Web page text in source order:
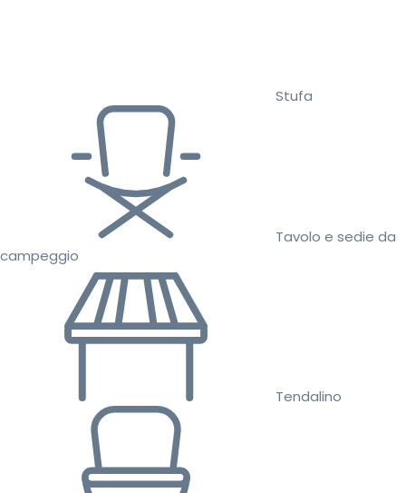
Stufa
Tavolo e sedie da
campeggio
Tendalino